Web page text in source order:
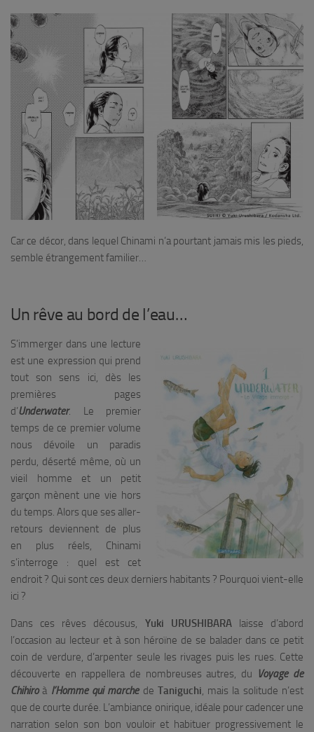
Car ce décor, dans lequel Chinami n’a pourtant jamais mis les pieds,
semble étrangement familier…
Un rêve au bord de l’eau…
S’immerger dans une lecture
est une expression qui prend
tout son sens ici, dès les
premières pages
d’Underwater. Le premier
temps de ce premier volume
nous dévoile un paradis
perdu, déserté même, où un
vieil homme et un petit
garçon mènent une vie hors
du temps. Alors que ses aller-
retours deviennent de plus
en plus réels, Chinami
s’interroge : quel est cet
endroit ? Qui sont ces deux derniers habitants ? Pourquoi vient-elle
ici ?
Dans ces rêves décousus, Yuki URUSHIBARAlaisse d’abord
l’occasion au lecteur et à son héroïne de se balader dans ce petit
coin de verdure, d’arpenter seule les rivages puis les rues. Cette
découverte en rappellera de nombreuses autres, du
Voyage de
Chihiroà l’Homme qui marchede Taniguchi, mais la solitude n’est
que de courte durée. L’ambiance onirique, idéale pour cadencer une
narration selon son bon vouloir et habituer progressivement le